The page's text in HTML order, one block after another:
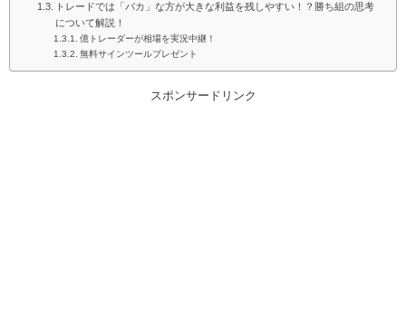
トレードでは「バカ」な方が大きな利益を残しやすい！？勝ち組の思考
について解説！
億トレーダーが相場を実況中継！
無料サインツールプレゼント
スポンサードリンク